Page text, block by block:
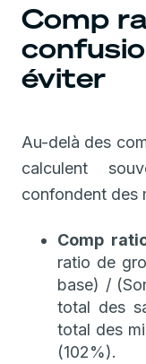
Comp
éviter
Au-delà des
calculent
confondent des
Comp
ratio de
base) /
total des
total des
(102%).